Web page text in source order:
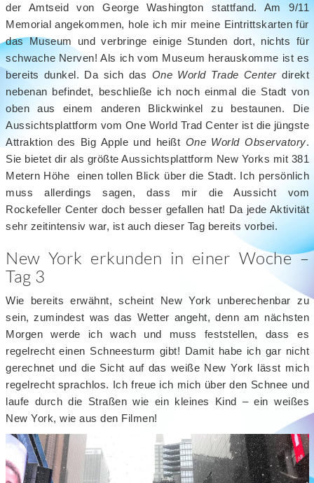
der Amtseid von George Washington stattfand. Am 9/11
Memorial angekommen, hole ich mir meine Eintrittskarten für
das Museum und verbringe einige Stunden dort, nichts für
schwache Nerven! Als ich vom Museum herauskomme ist es
bereits dunkel. Da sich das One World Trade Centerdirekt
nebenan befindet, beschließe ich noch einmal die Stadt von
oben aus einem anderen Blickwinkel zu bestaunen. Die
Aussichtsplattform vom One World Trad Center ist die jüngste
Attraktion des Big Apple und heißt One World Observatory.
Sie bietet dir als größte Aussichtsplattform New Yorks mit 381
Metern Höhe einen tollen Blick über die Stadt. Ich persönlich
muss allerdings sagen, dass mir die Aussicht vom
Rockefeller Center doch besser gefallen hat! Da jede Aktivität
sehr zeitintensiv war, ist auch dieser Tag bereits vorbei.
New York erkunden in einer Woche –
Tag 3
Wie bereits erwähnt, scheint New York unberechenbar zu
sein, zumindest was das Wetter angeht, denn am nächsten
Morgen werde ich wach und muss feststellen, dass es
regelrecht einen Schneesturm gibt! Damit habe ich gar nicht
gerechnet und die Sicht auf das weiße New York lässt mich
regelrecht sprachlos. Ich freue ich mich über den Schnee und
laufe durch die Straßen wie ein kleines Kind – ein weißes
New York, wie aus den Filmen!